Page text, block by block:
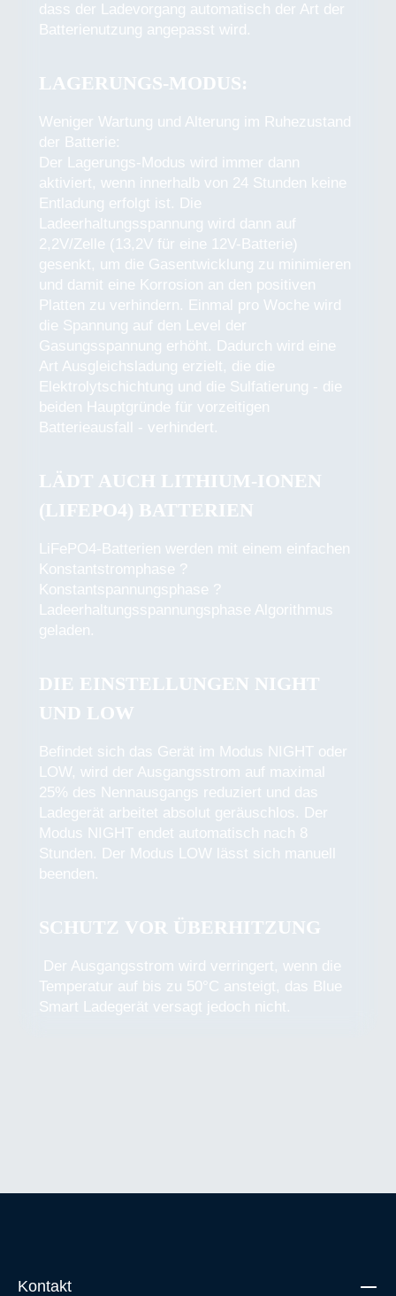
dass der Ladevorgang automatisch der Art der
Batterienutzung angepasst wird.
LAGERUNGS-MODUS:
Weniger Wartung und Alterung im Ruhezustand
der Batterie:
Der Lagerungs-Modus wird immer dann
aktiviert, wenn innerhalb von 24 Stunden keine
Entladung erfolgt ist. Die
Ladeerhaltungsspannung wird dann auf
2,2V/Zelle (13,2V für eine 12V-Batterie)
gesenkt, um die Gasentwicklung zu minimieren
und damit eine Korrosion an den positiven
Platten zu verhindern. Einmal pro Woche wird
die Spannung auf den Level der
Gasungsspannung erhöht. Dadurch wird eine
Art Ausgleichsladung erzielt, die die
Elektrolytschichtung und die Sulfatierung - die
beiden Hauptgründe für vorzeitigen
Batterieausfall - verhindert.
LÄDT AUCH LITHIUM-IONEN
(LIFEPO4) BATTERIEN
LiFePO4-Batterien werden mit einem einfachen
Konstantstromphase ?
Konstantspannungsphase ?
Ladeerhaltungsspannungsphase Algorithmus
geladen.
DIE EINSTELLUNGEN NIGHT
UND LOW
Befindet sich das Gerät im Modus NIGHT oder
LOW, wird der Ausgangsstrom auf maximal
25% des Nennausgangs reduziert und das
Ladegerät arbeitet absolut geräuschlos. Der
Modus NIGHT endet automatisch nach 8
Stunden. Der Modus LOW lässt sich manuell
beenden.
SCHUTZ VOR ÜBERHITZUNG
Der Ausgangsstrom wird verringert, wenn die
Temperatur auf bis zu 50°C ansteigt, das Blue
Smart Ladegerät versagt jedoch nicht.
Kontakt